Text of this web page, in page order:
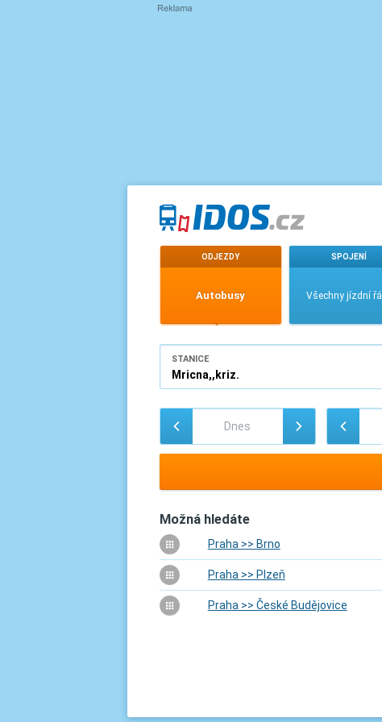
ODJEZDY
Autobusy
SPOJENÍ
Všechny jízdní
STANICE
Možná hledáte
Praha >> Brno
Praha >> Plzeň
Praha >> České Budějovice